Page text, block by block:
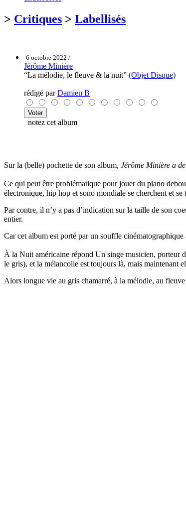
> Critiques > Labellisés
6 octobre 2022 /
Jérôme Minière
“La mélodie, le fleuve & la nuit” (Objet Disque)
rédigé parDamien B
notez cet album
Sur la (belle) pochette de son album, Jérôme Minière a
Ce qui peut être problématique pour jouer du piano
électronique, hip hop et sono mondiale se cherchent et
Par contre, il n’y a pas d’indication sur la taille de son
entier.
Car cet album est porté par un souffle
À la Nuit américaine répond Un singe musicien, porteur
le gris), et la mélancolie est toujours là, mais maintenant
Alors longue vie au gris chamarré, à la mélodie, au